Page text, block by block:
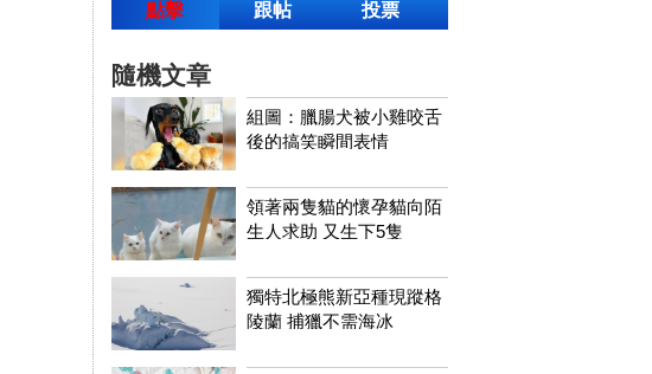
點擊 跟帖 投票
隨機文章
組圖：臘腸犬被小雞咬舌
後的搞笑瞬間表情
領著兩隻貓的懷孕貓向陌
生人求助 又生下5隻
獨特北極熊新亞種現蹤格
陵蘭 捕獵不需海冰